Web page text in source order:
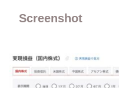
Screenshot